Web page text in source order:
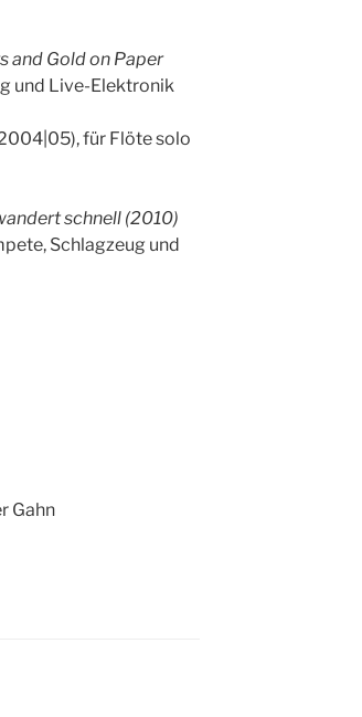
and Gold on Paper
und Live-Elektronik
für Flöte solo
schnell (2010)
Schlagzeug und
Gahn